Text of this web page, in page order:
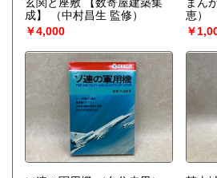
成】
（中村昌生 監修）
￥4,000
恵）
￥